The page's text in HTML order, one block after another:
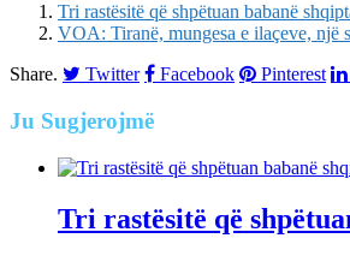
Tri rastësitë që shpëtuan babanë
VOA: Tiranë, mungesa e ilaçeve, një
Share.
Twitter Facebook Pinterest
Ju Sugjerojmë
Tri rastësitë që